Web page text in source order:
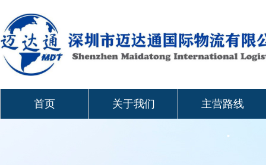
首页 关于我们 主营路线